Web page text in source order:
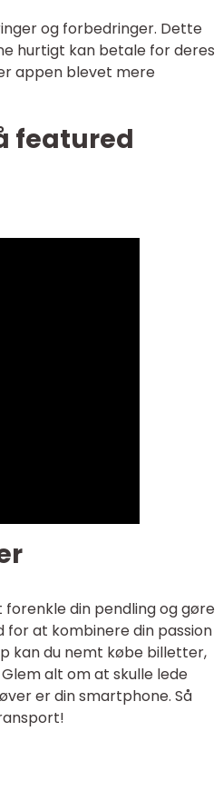
og forbedringer. Dette
hurtigt kan betale for deres
appen blevet mere
featured
din pendling og gøre
for at kombinere din passion
kan du nemt købe billetter,
alt om at skulle lede
er din smartphone. Så